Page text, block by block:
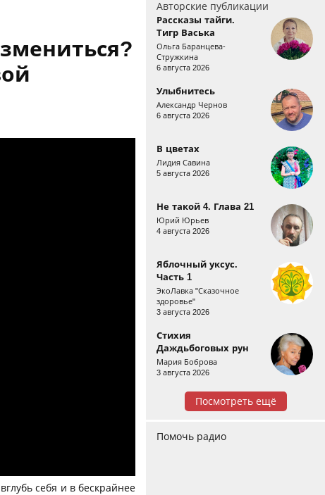
себя и в бескрайнее
Авторские публикации
Рассказы тайги.
Тигр Васька
Ольга Баранцева-
Стружкина
6 августа 2026
Улыбнитесь
Александр Чернов
6 августа 2026
В цветах
Лидия Савина
5 августа 2026
Не такой 4. Глава 21
Юрий Юрьев
4 августа 2026
Яблочный уксус.
Часть 1
ЭкоЛавка "Сказочное
здоровье"
3 августа 2026
Стихия
Даждьбоговых рун
Мария Боброва
3 августа 2026
Посмотреть ещё
Помочь радио